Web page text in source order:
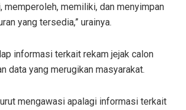
memperoleh, memiliki, dan menyimpan
yang tersedia,” urainya.
informasi terkait rekam jejak calon
data yang merugikan masyarakat.
mengawasi apalagi informasi terkait